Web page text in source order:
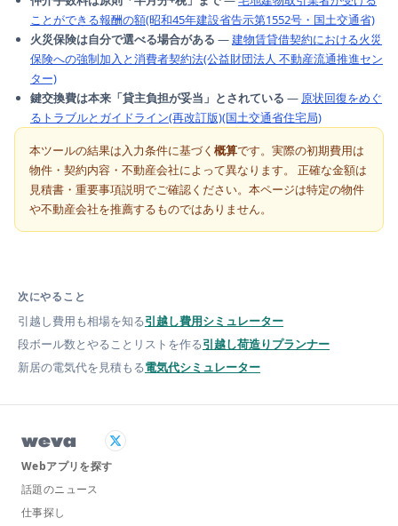
ことができる報酬の額(昭和45年建設省告示第1552号・国土交通省)
火災保険は自分で選べる場合がある —建物賃貸借契約における火災
保険への強制加入と消費者契約法(公益財団法人 不動産流通推進セン
ター)
鍵交換費は本来「貸主負担が妥当」とされている — 原状回復をめぐ
るトラブルとガイドライン(再改訂版)(国土交通省住宅局)
本ツールの結果は入力条件に基づく 概算です。実際の初期費用は
物件・契約内容・不動産会社によって異なります。 正確な金額は
見積書・重要事項説明でご確認ください。本ページは特定の物件
や不動産会社を推薦するものではありません。
次にやること
引越し費用も相場を知る引越し費用シミュレーター
段ボール数とやることリストを作る引越し荷造りプランナー
新居の電気代を見積もる電気代シミュレーター
weva
Webアプリを探す
話題のニュース
仕事探し